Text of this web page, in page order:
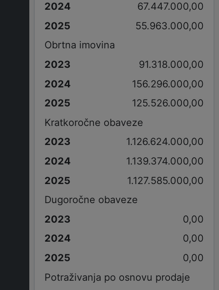
67.447.000,00
55.963.000,00
Obrtna imovina
91.318.000,00
156.296.000,00
125.526.000,00
Kratkoročne obaveze
1.126.624.000,00
1.139.374.000,00
1.127.585.000,00
Dugoročne obaveze
0,00
0,00
0,00
Potraživanja po osnovu prodaje